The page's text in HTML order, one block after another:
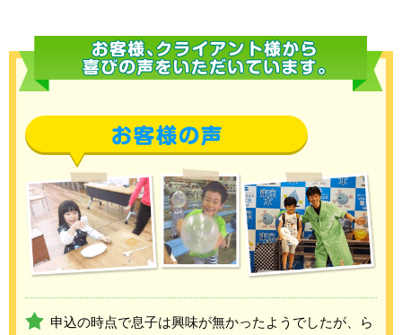
申込の時点で息子は興味が無かったようでしたが、ら